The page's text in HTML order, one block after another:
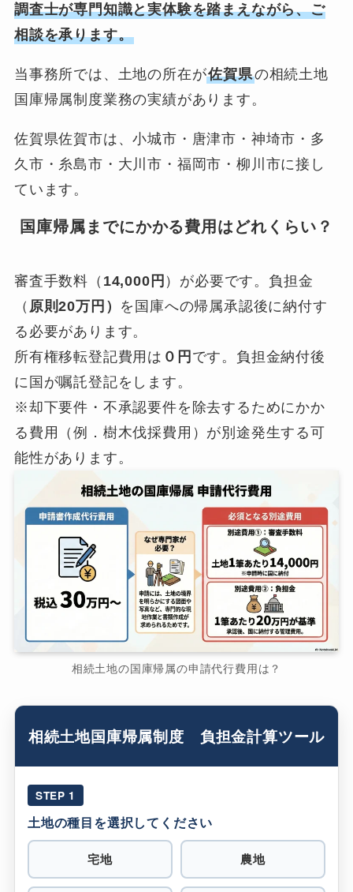
調査士が専門知識と実体験を踏まえながら、ご
相談を承ります。
当事務所では、土地の所在が佐賀県の相続土地
国庫帰属制度業務の実績があります。
佐賀県佐賀市は、小城市・唐津市・神埼市・多
久市・糸島市・大川市・福岡市・柳川市に接し
ています。
国庫帰属までにかかる費用はどれくらい？
審査手数料（ 14,000円 ）が必要です。負担金
（ 原則20万円） を国庫への帰属承認後に納付す
る必要があります。
所有権移転登記費用は ０円 です。負担金納付後
に国が嘱託登記をします。
※却下要件・不承認要件を除去するためにかか
る費用（例．樹木伐採費用）が別途発生する可
能性があります。
相続土地の国庫帰属の申請代行費用は？
相続土地国庫帰属制度 負担金計算ツール
STEP 1
土地の種目を選択してください
宅地 農地